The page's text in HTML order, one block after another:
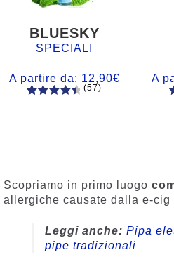
BLUESKY
SPECIALI
A partire da: 12,90€
ni
(57)
A
Scopriamo in primo luogo
allergiche causate dalla e-
Leggi anche:Pipa
pipe tradizionali